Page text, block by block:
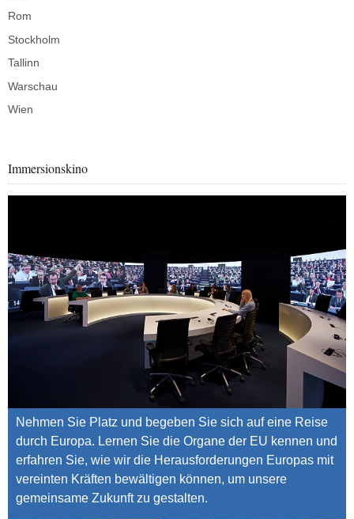
Rom
Stockholm
Tallinn
Warschau
Wien
Immersionskino
Nehmen Sie Platz und begeben Sie sich auf eine Reise
durch Europa. Lernen Sie die Organe der EU kennen und
erfahren Sie, wie wir die Herausforderungen Europas mit
vereinten Kräften bewältigen können, um unsere
gemeinsame Zukunft zu gestalten.